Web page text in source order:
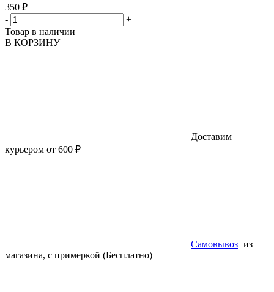
350 ₽
-
+
Товар в наличии
В КОРЗИНУ
Доставим
курьером от 600 ₽
Самовывоз из
магазина, с примеркой (Бесплатно)